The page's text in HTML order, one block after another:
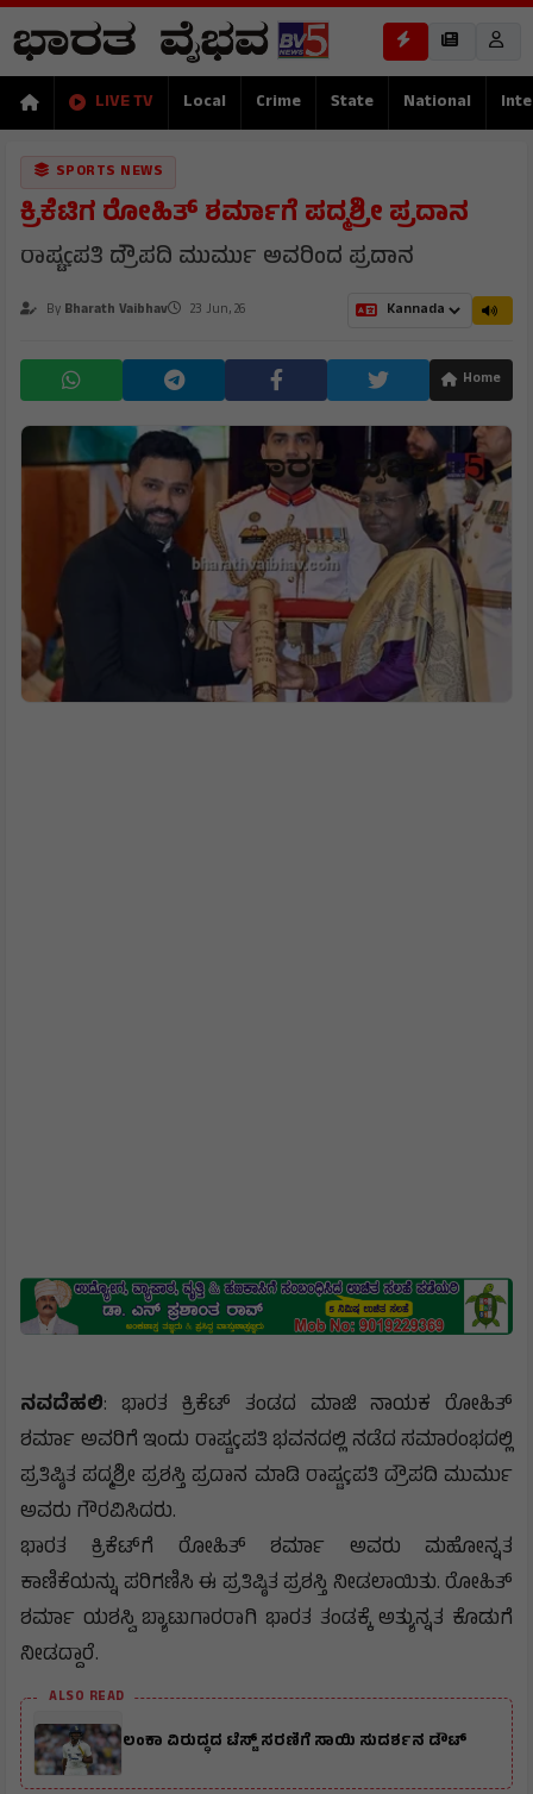
LIVE TV Local Crime State National
SPORTS NEWS
ಕ್ರಿಕೆಟಿಗ ರೋಹಿತ್ ಶರ್ಮಾಗೆ ಪದ್ಮಶ್ರೀ ಪ್ರದಾನ
ರಾಷ್ಟçಪತಿ ದ್ರೌಪದಿ ಮುರ್ಮು ಅವರಿಂದ ಪ್ರದಾನ
By Bharath Vaibhav 23 Jun, 26
Home
ನವದೆಹಲಿ: ಭಾರತ ಕ್ರಿಕೆಟ್ ತಂಡದ ಮಾಜಿ ನಾಯಕ ರೋಹಿತ್
ಶರ್ಮಾ ಅವರಿಗೆ ಇಂದು ರಾಷ್ಟçಪತಿ ಭವನದಲ್ಲಿ ನಡೆದ ಸಮಾರಂಭದಲ್ಲಿ
ಪ್ರತಿಷ್ಠಿತ ಪದ್ಮಶ್ರೀ ಪ್ರಶಸ್ತಿ ಪ್ರದಾನ ಮಾಡಿ ರಾಷ್ಟçಪತಿ ದ್ರೌಪದಿ ಮುರ್ಮು
ಅವರು ಗೌರವಿಸಿದರು.
ಭಾರತ ಕ್ರಿಕೆಟ್‌ಗೆ ರೋಹಿತ್ ಶರ್ಮಾ ಅವರು ಮಹೋನ್ನತ
ಕಾಣಿಕೆಯನ್ನು ಪರಿಗಣಿಸಿ ಈ ಪ್ರತಿಷ್ಠಿತ ಪ್ರಶಸ್ತಿ ನೀಡಲಾಯಿತು. ರೋಹಿತ್
ಶರ್ಮಾ ಯಶಸ್ವಿ ಬ್ಯಾಟುಗಾರರಾಗಿ ಭಾರತ ತಂಡಕ್ಕೆ ಅತ್ಯುನ್ನತ ಕೊಡುಗೆ
ನೀಡದ್ದಾರೆ.
ALSO READ
ಲಂಕಾ ವಿರುದ್ಧದ ಟೆಸ್ಟ್ ಸರಣಿಗೆ ಸಾಯಿ ಸುದರ್ಶನ ಡೌಟ್